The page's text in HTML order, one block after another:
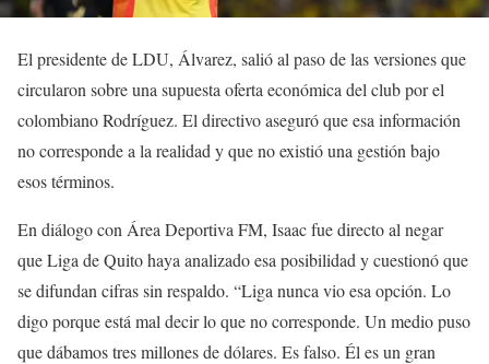
El presidente de LDU, Álvarez, salió al paso de las versiones que
circularon sobre una supuesta oferta económica del club por el
colombiano Rodríguez. El directivo aseguró que esa información
no corresponde a la realidad y que no existió una gestión bajo
esos términos.
En diálogo con Área Deportiva FM, Isaac fue directo al negar
que Liga de Quito haya analizado esa posibilidad y cuestionó que
se difundan cifras sin respaldo. “Liga nunca vio esa opción. Lo
digo porque está mal decir lo que no corresponde. Un medio puso
que dábamos tres millones de dólares. Es falso. Él es un gran